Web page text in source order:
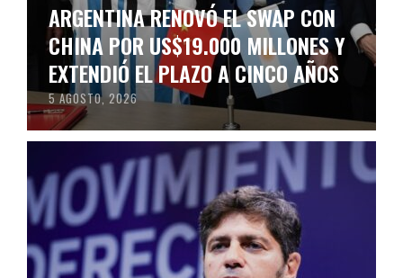
ARGENTINA RENOVÓ EL SWAP CON
CHINA POR US$19.000 MILLONES Y
EXTENDIÓ EL PLAZO A CINCO AÑOS
5 AGOSTO, 2026